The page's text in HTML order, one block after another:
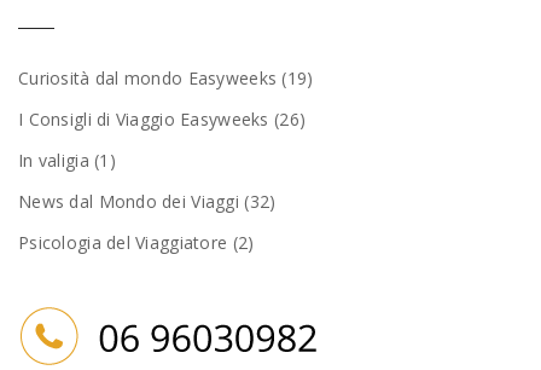
Curiosità dal mondo Easyweeks (19)
I Consigli di Viaggio Easyweeks (26)
In valigia (1)
News dal Mondo dei Viaggi (32)
Psicologia del Viaggiatore (2)